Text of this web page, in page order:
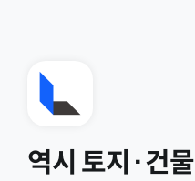
역시 토지·건물